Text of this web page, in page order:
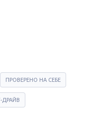
ПРОВЕРЕНО НА СЕБЕ
ДРАЙВ